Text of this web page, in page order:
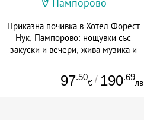
Пампорово
Приказна почивка в Хотел Форест
Нук, Пампорово: нощувки със
закуски и вечери, жива музика и
Дата: 04.03 - 30.11 + полупансион
97.50
€ / 190.69
лв.